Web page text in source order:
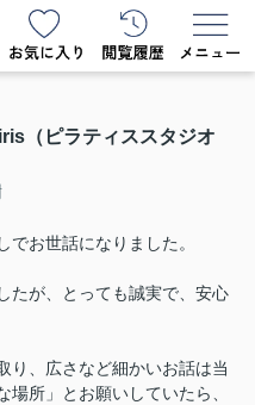
（ピラティススタジオ
でお世話になりました。
たが、とっても誠実で、安心
り、広さなど細かいお話は当
所」とお願いしていたら、